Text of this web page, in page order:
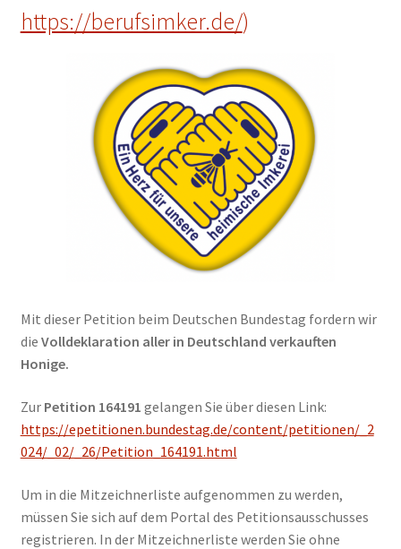
https://berufsimker.de/)
Mit dieser Petition beim Deutschen Bundestag fordern wir
die Volldeklaration aller in Deutschland verkauften
Honige.
Zur Petition 164191 gelangen Sie über diesen Link:
https://epetitionen.bundestag.de/content/petitionen/_2
024/_02/_26/Petition_164191.html
Um in die Mitzeichnerliste aufgenommen zu werden,
müssen Sie sich auf dem Portal des Petitionsausschusses
registrieren. In der Mitzeichnerliste werden Sie ohne